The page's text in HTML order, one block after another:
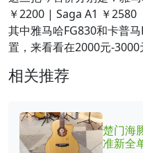
￥2200 | Saga A1 ￥2580
其中雅马哈FG830和卡普
置，来看看在2000元-
相关推荐
楚门海
准新全